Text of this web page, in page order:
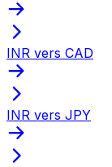
INR vers CAD
INR vers JPY